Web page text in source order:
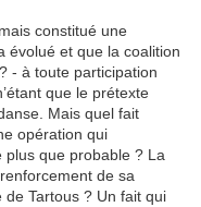
constitué une
évolué et que la coalition
- à toute participation
que le prétexte
Mais quel fait
opération qui
plus que probable ? La
de sa
Tartous ? Un fait qui